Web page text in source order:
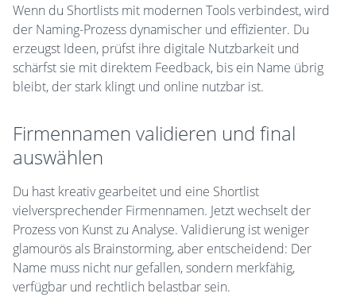
Wenn du Shortlists mit modernen Tools verbindest, wird
der Naming-Prozess dynamischer und effizienter. Du
erzeugst Ideen, prüfst ihre digitale Nutzbarkeit und
schärfst sie mit direktem Feedback, bis ein Name übrig
bleibt, der stark klingt und online nutzbar ist.
Firmennamen validieren und final
auswählen
Du hast kreativ gearbeitet und eine Shortlist
vielversprechender Firmennamen. Jetzt wechselt der
Prozess von Kunst zu Analyse. Validierung ist weniger
glamourös als Brainstorming, aber entscheidend: Der
Name muss nicht nur gefallen, sondern merkfähig,
verfügbar und rechtlich belastbar sein.